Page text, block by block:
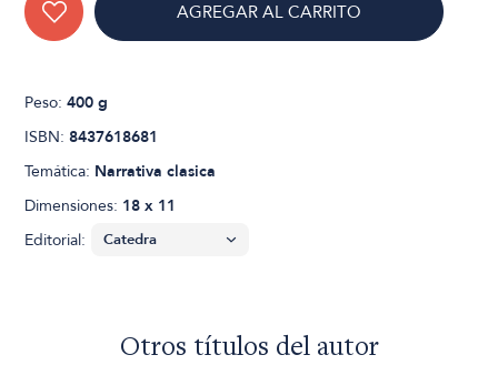
AGREGAR AL CARRITO
Peso:400 g
ISBN:8437618681
Temática: Narrativa clasica
Dimensiones: 18 x 11
Editorial:
Otros títulos del autor